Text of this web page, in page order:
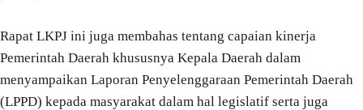
Rapat LKPJ ini juga membahas tentang capaian kinerja
Pemerintah Daerah khususnya Kepala Daerah dalam
menyampaikan Laporan Penyelenggaraan Pemerintah Daerah
(LPPD) kepada masyarakat dalam hal legislatif serta juga